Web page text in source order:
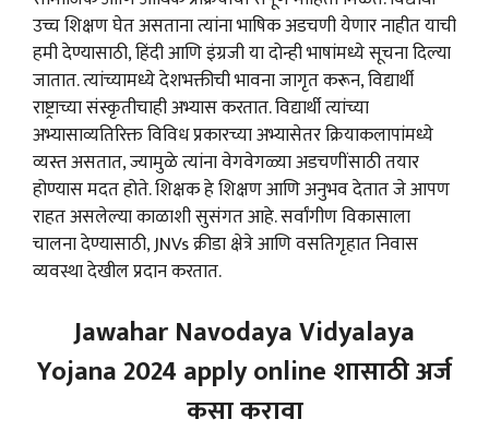
उच्च शिक्षण घेत असताना त्यांना भाषिक अडचणी येणार नाहीत याची
हमी देण्यासाठी, हिंदी आणि इंग्रजी या दोन्ही भाषांमध्ये सूचना दिल्या
जातात. त्यांच्यामध्ये देशभक्तीची भावना जागृत करून, विद्यार्थी
राष्ट्राच्या संस्कृतीचाही अभ्यास करतात. विद्यार्थी त्यांच्या
अभ्यासाव्यतिरिक्त विविध प्रकारच्या अभ्यासेतर क्रियाकलापांमध्ये
व्यस्त असतात, ज्यामुळे त्यांना वेगवेगळ्या अडचणींसाठी तयार
होण्यास मदत होते. शिक्षक हे शिक्षण आणि अनुभव देतात जे आपण
राहत असलेल्या काळाशी सुसंगत आहे. सर्वांगीण विकासाला
चालना देण्यासाठी, JNVs क्रीडा क्षेत्रे आणि वसतिगृहात निवास
व्यवस्था देखील प्रदान करतात.
Jawahar Navodaya Vidyalaya
Yojana 2024 apply online शासाठी अर्ज
कसा करावा